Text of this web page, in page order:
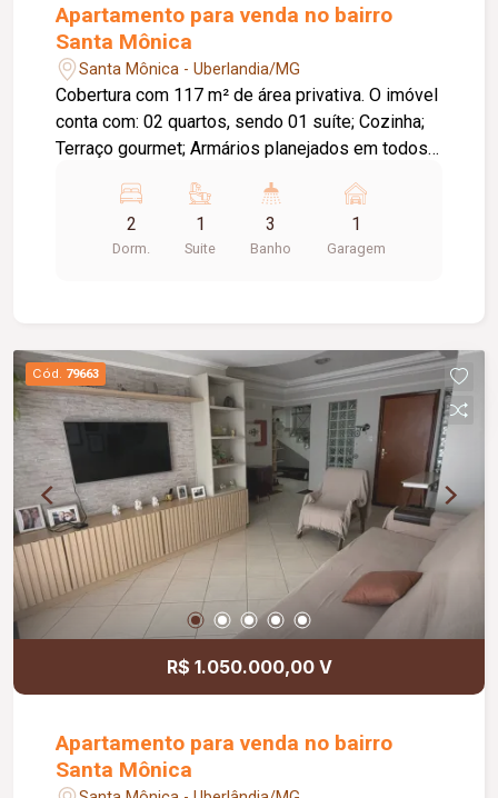
Apartamento para venda no bairro
Santa Mônica
Santa Mônica - Uberlandia/MG
Cobertura com 117 m² de área privativa. O imóvel
conta com: 02 quartos, sendo 01 suíte; Cozinha;
Terraço gourmet; Armários planejados em todos
distribuição dos ambientes; Imóvel pronto para
2
Dorm.
1
Suite
3
Banho
1
Garagem
Cód. 79663
R$ 1.050.000,00 V
Apartamento para venda no bairro
Santa Mônica